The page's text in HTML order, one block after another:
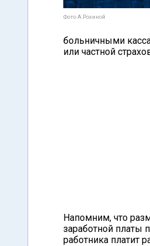
Фото А.Розиной
больничными
или частной
Напомним, что
заработной платы
работника платит